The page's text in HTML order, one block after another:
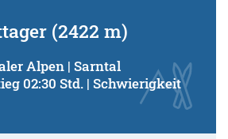
(2422 m)
Alpen | Sarntal
02:30 Std. | Schwierigkeit